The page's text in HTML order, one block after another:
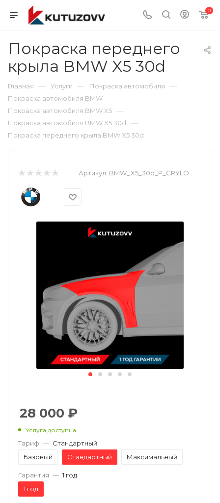
0
Покраска переднего
крыла BMW X5 30d
Главная — Услуги — Покраска автомобиля —
Покраска автомобиля BMW —
Покраска автомобиля BMW X5 —
Покраска автомобиля BMW X5 30d —
Покраска переднего крыла BMW X5 30d
Артикул: BMW_X5_30d_P_CRYLO
28 000 ₽
Услуга доступна
Тариф — Стандартный
Базовый
Стандартный Максимальный
Гарантия — 1 год
1 год